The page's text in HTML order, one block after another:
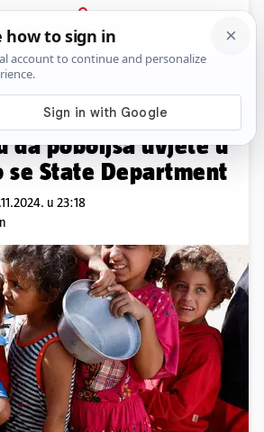
PRIJAVA
News Komentari
je Washington
da poboljša uvjete u
se State Department
u 23:18